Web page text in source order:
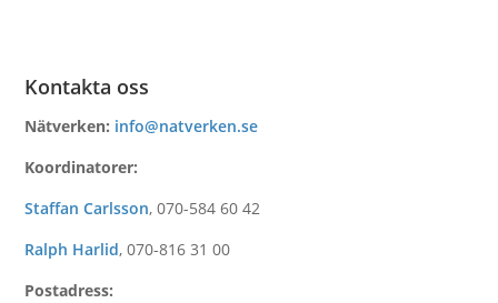
Kontakta oss
Nätverken: info@natverken.se
Koordinatorer:
Staffan Carlsson,070-584 60 42
Ralph Harlid, 070-816 31 00
Postadress: